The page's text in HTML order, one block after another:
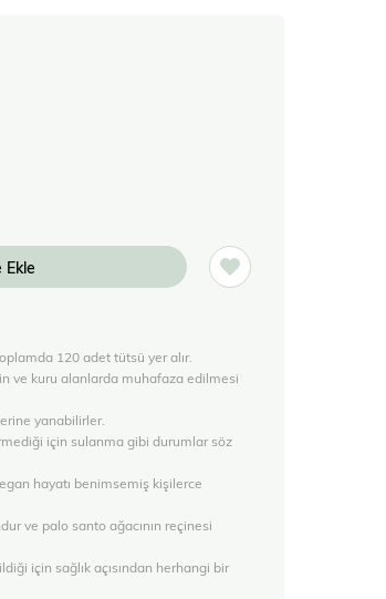
120 adet tütsü yer alır.
ve kuru alanlarda muhafaza edilmesi
yanabilirler.
için sulanma gibi durumlar söz
hayatı benimsemiş kişilerce
ve palo santo ağacının reçinesi
için sağlık açısından herhangi bir